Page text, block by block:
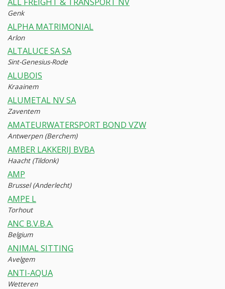
Genk
ALPHA MATRIMONIAL
Arlon
ALTALUCE SA SA
Sint-Genesius-Rode
ALUBOIS
Kraainem
ALUMETAL NV SA
Zaventem
AMATEURWATERSPORT BOND VZW
Antwerpen (Berchem)
AMBER LAKKERIJ BVBA
Haacht (Tildonk)
AMP
Brussel (Anderlecht)
AMPE L
Torhout
ANC B.V.B.A.
Belgium
ANIMAL SITTING
Avelgem
ANTI-AQUA
Wetteren